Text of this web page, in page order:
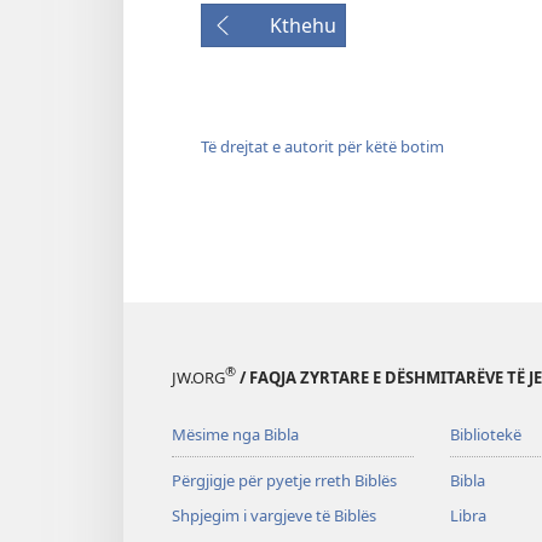
Kthehu
Të drejtat e autorit për këtë botim
JW.ORG® / FAQJA ZYRTARE E DËSHMITARËVE TË
Mësime nga Bibla
Përgjigje për pyetje rreth Biblës
Shpjegim i vargjeve të Biblës
Bibliotekë
Bibla
Libra